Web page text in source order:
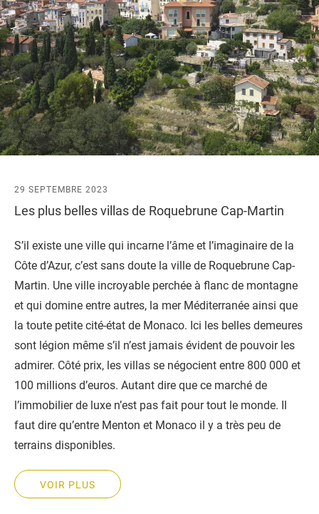
29 SEPTEMBRE 2023
Les plus belles villas de Roquebrune Cap-Martin
S’il existe une ville qui incarne l’âme et l’imaginaire de la
Côte d’Azur, c’est sans doute la ville de Roquebrune Cap-
Martin. Une ville incroyable perchée à flanc de montagne
et qui domine entre autres, la mer Méditerranée ainsi que
la toute petite cité-état de Monaco. Ici les belles demeures
sont légion même s’il n’est jamais évident de pouvoir les
admirer. Côté prix, les villas se négocient entre 800 000 et
100 millions d’euros. Autant dire que ce marché de
l’immobilier de luxe n’est pas fait pour tout le monde. Il
faut dire qu’entre Menton et Monaco il y a très peu de
terrains disponibles.
VOIR PLUS